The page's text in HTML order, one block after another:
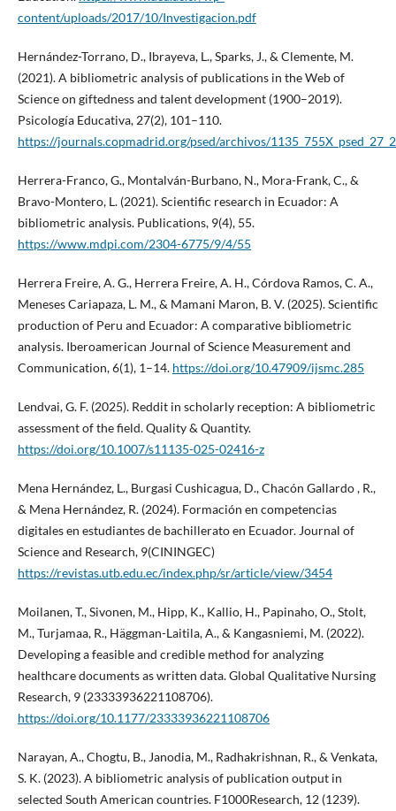
content/uploads/2017/10/Investigacion.pdf
Hernández-Torrano, D., Ibrayeva, L., Sparks, J., & Clemente, M.
(2021). A bibliometric analysis of publications in the Web of
Science on giftedness and talent development (1900–2019).
Psicología Educativa, 27(2), 101–110.
https://journals.copmadrid.org/psed/archivos/
Herrera-Franco, G., Montalván-Burbano, N., Mora-Frank, C., &
Bravo-Montero, L. (2021). Scientific research in Ecuador: A
bibliometric analysis. Publications, 9(4), 55.
https://www.mdpi.com/2304-6775/9/4/55
Herrera Freire, A. G., Herrera Freire, A. H., Córdova Ramos, C. A.,
Meneses Cariapaza, L. M., & Mamani Maron, B. V. (2025). Scientific
production of Peru and Ecuador: A comparative bibliometric
analysis. Iberoamerican Journal of Science Measurement and
Communication, 6(1), 1–14. https://doi.org/10.47909/ijsmc.285
Lendvai, G. F. (2025). Reddit in scholarly reception: A bibliometric
assessment of the field. Quality & Quantity.
https://doi.org/10.1007/s11135-025-02416-z
Mena Hernández, L., Burgasi Cushicagua, D., Chacón Gallardo , R.,
& Mena Hernández, R. (2024). Formación en competencias
digitales en estudiantes de bachillerato en Ecuador. Journal of
Science and Research, 9(CININGEC)
https://revistas.utb.edu.ec/index.php/sr/article/view/3454
Moilanen, T., Sivonen, M., Hipp, K., Kallio, H., Papinaho, O., Stolt,
M., Turjamaa, R., Häggman-Laitila, A., & Kangasniemi, M. (2022).
Developing a feasible and credible method for analyzing
healthcare documents as written data. Global Qualitative Nursing
Research, 9 (23333936221108706).
https://doi.org/10.1177/23333936221108706
Narayan, A., Chogtu, B., Janodia, M., Radhakrishnan, R., & Venkata,
S. K. (2023). A bibliometric analysis of publication output in
selected South American countries. F1000Research, 12 (1239).